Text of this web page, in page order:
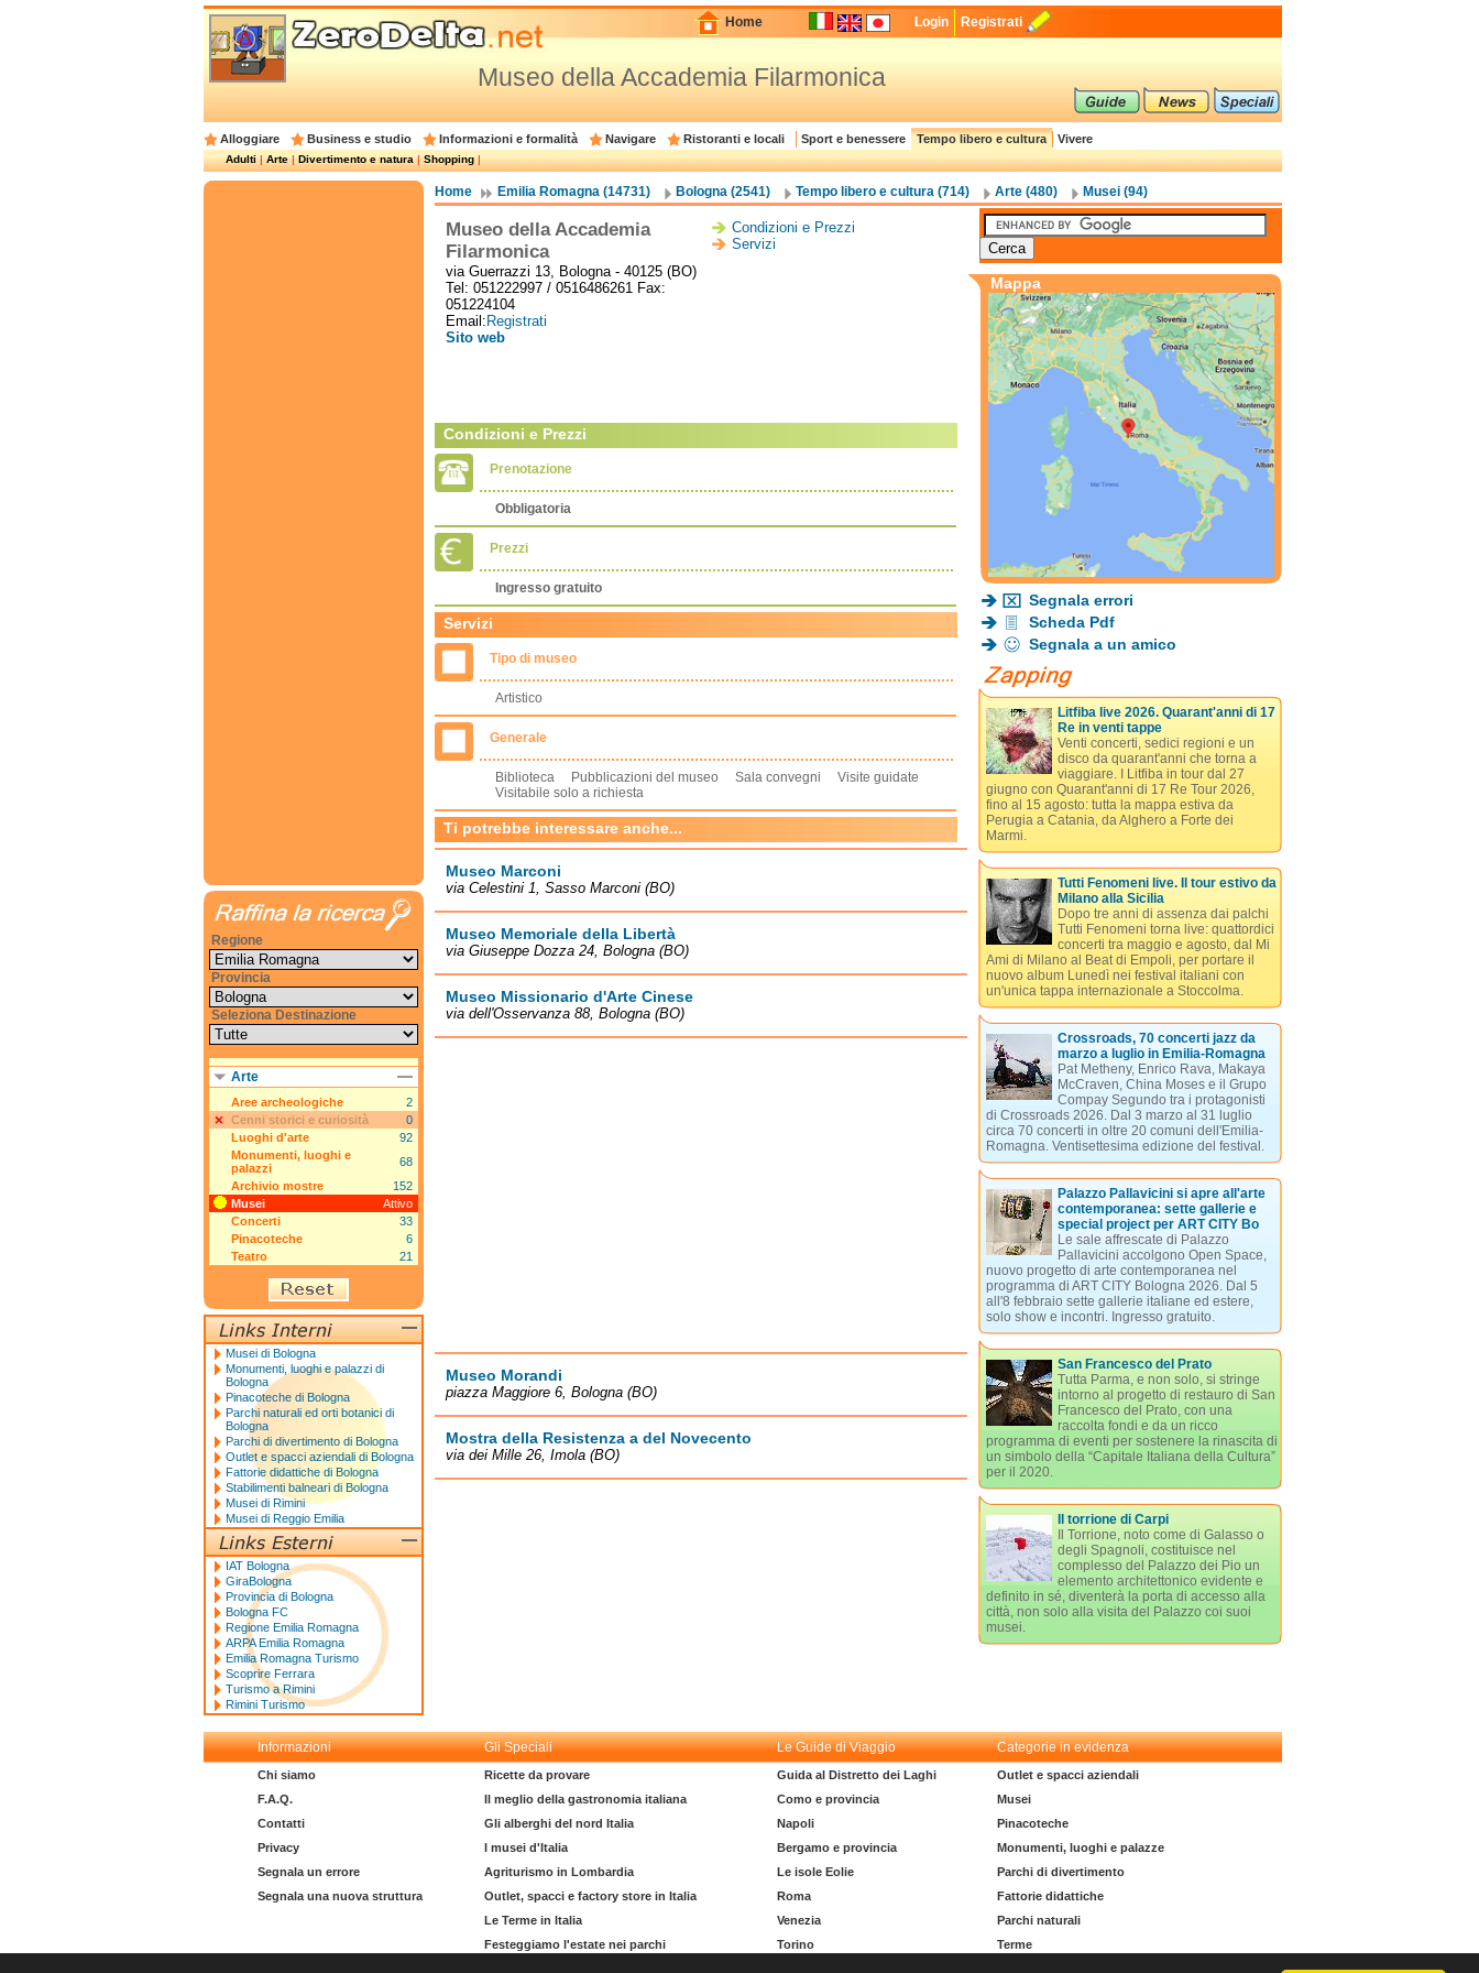
Home Login Registrati
Museo della Accademia Filarmonica
Alloggiare Business e studio Informazioni e formalità Navigare Ristoranti e locali Sport e benessere Tempo libero e cultura Vivere
Adulti|Arte|Divertimento e natura|Shopping|
Home Emilia Romagna (14731) Bologna (2541) Tempo libero e cultura (714) Arte (480) Musei (94)
Museo della Accademia
Filarmonica
Condizioni e Prezzi
Servizi
via Guerrazzi 13, Bologna - 40125 (BO)
Tel: 051222997 / 0516486261 Fax:
051224104
Email: Registrati
Sito web
Condizioni e Prezzi
Prenotazione
Obbligatoria
Prezzi
Ingresso gratuito
Servizi
Tipo di museo
Artistico
Generale
Biblioteca Pubblicazioni del museo Sala convegni Visite guidate
Visitabile solo a richiesta
Ti potrebbe interessare anche...
Museo Marconi
via Celestini 1, Sasso Marconi (BO)
Museo Memoriale della Libertà
via Giuseppe Dozza 24, Bologna (BO)
Museo Missionario d'Arte Cinese
via dell'Osservanza 88, Bologna (BO)
Museo Morandi
piazza Maggiore 6, Bologna (BO)
Mostra della Resistenza a del Novecento
via dei Mille 26, Imola (BO)
Mappa
Segnala errori
Scheda Pdf
Segnala a un amico
Litfiba live 2026. Quarant'anni di 17
Re in venti tappe
Venti concerti, sedici regioni e un
disco da quarant'anni che torna a
viaggiare. I Litfiba in tour dal 27
giugno con Quarant'anni di 17 Re Tour 2026,
fino al 15 agosto: tutta la mappa estiva da
Perugia a Catania, da Alghero a Forte dei
Marmi.
Tutti Fenomeni live. Il tour estivo da
Milano alla Sicilia
Dopo tre anni di assenza dai palchi
Tutti Fenomeni torna live: quattordici
concerti tra maggio e agosto, dal Mi
Ami di Milano al Beat di Empoli, per portare il
nuovo album Lunedì nei festival italiani con
un'unica tappa internazionale a Stoccolma.
Crossroads, 70 concerti jazz da
marzo a luglio in Emilia-Romagna
Pat Metheny, Enrico Rava, Makaya
McCraven, China Moses e il Grupo
Compay Segundo tra i protagonisti
di Crossroads 2026. Dal 3 marzo al 31 luglio
circa 70 concerti in oltre 20 comuni dell'Emilia-
Romagna. Ventisettesima edizione del festival.
Palazzo Pallavicini si apre all'arte
contemporanea: sette gallerie e
special project per ART CITY Bo
Le sale affrescate di Palazzo
Pallavicini accolgono Open Space,
nuovo progetto di arte contemporanea nel
programma di ART CITY Bologna 2026. Dal 5
all'8 febbraio sette gallerie italiane ed estere,
solo show e incontri. Ingresso gratuito.
San Francesco del Prato
Tutta Parma, e non solo, si stringe
intorno al progetto di restauro di San
Francesco del Prato, con una
raccolta fondi e da un ricco
programma di eventi per sostenere la rinascita di
un simbolo della “Capitale Italiana della Cultura”
per il 2020.
Il torrione di Carpi
Il Torrione, noto come di Galasso o
degli Spagnoli, costituisce nel
complesso del Palazzo dei Pio un
elemento architettonico evidente e
definito in sé, diventerà la porta di accesso alla
città, non solo alla visita del Palazzo coi suoi
musei.
Regione
Provincia
Seleziona Destinazione
Arte
Aree archeologiche
2
Cenni storici e curiosità
0
Luoghi d'arte
92
Monumenti, luoghi e
palazzi
68
Archivio mostre
152
Musei
Attivo
Concerti
33
Pinacoteche
6
Teatro
21
Musei di Bologna
Monumenti, luoghi e palazzi di
Bologna
Pinacoteche di Bologna
Parchi naturali ed orti botanici di
Bologna
Parchi di divertimento di Bologna
Outlet e spacci aziendali di Bologna
Fattorie didattiche di Bologna
Stabilimenti balneari di Bologna
Musei di Rimini
Musei di Reggio Emilia
IAT Bologna
GiraBologna
Provincia di Bologna
Bologna FC
Regione Emilia Romagna
ARPA Emilia Romagna
Emilia Romagna Turismo
Scoprire Ferrara
Turismo a Rimini
Rimini Turismo
Informazioni Gli Speciali Le Guide di Viaggio Categorie in evidenza
Chi siamo
F.A.Q.
Contatti
Privacy
Segnala un errore
Segnala una nuova struttura
Ricette da provare
Il meglio della gastronomia italiana
Gli alberghi del nord Italia
I musei d'Italia
Agriturismo in Lombardia
Outlet, spacci e factory store in Italia
Le Terme in Italia
Festeggiamo l'estate nei parchi
Guida al Distretto dei Laghi
Como e provincia
Napoli
Bergamo e provincia
Le isole Eolie
Roma
Venezia
Torino
Outlet e spacci aziendali
Musei
Pinacoteche
Monumenti, luoghi e palazze
Parchi di divertimento
Fattorie didattiche
Parchi naturali
Terme